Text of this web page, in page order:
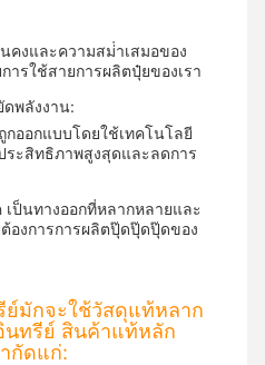
งและความสม่ําเสมอของ
รใช้สายการผลิตปุ๋ยของเรา
พลังงาน:
ออกแบบโดยใช้เทคโนโลยี
ระสิทธิภาพสูงสุดและลดการ
ป็นทางออกที่หลากหลายและ
องการการผลิตปุ๊ดปุ๊ดปุ๊ดของ
มักจะใช้วัสดุแท้หลาก
นทรีย์ สินค้าแท้หลัก
กัดแก่: